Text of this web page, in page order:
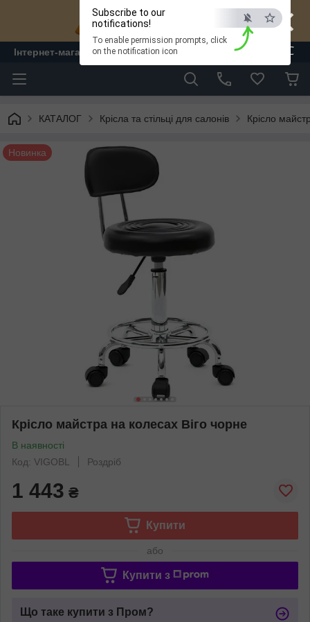
×
ESC
Subscribe to our
notifications!
To enable permission prompts, click
on the notification icon
Інтернет-магазин "ЛАМ" - меблі
КАТАЛОГ Крісла та стільці для салонів Крісло
Новинка
Крісло майстра на колесах Віго чорне
В наявності
Код: VIGOBL
Роздріб
1 443 ₴
Купити
або
Купити з
Що таке купити з Пром?